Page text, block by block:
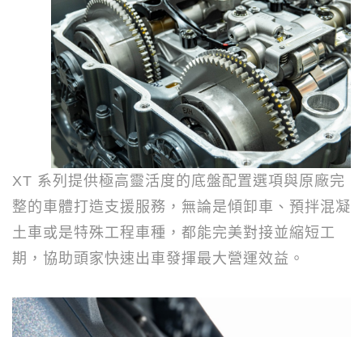
XT 系列提供極高靈活度的底盤配置選項與原廠完
整的車體打造支援服務，無論是傾卸車、預拌混凝
土車或是特殊工程車種，都能完美對接並縮短工
期，協助頭家快速出車發揮最大營運效益。